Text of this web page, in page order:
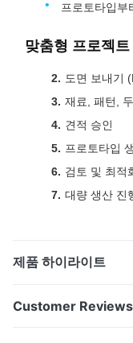
프로토타입부
맞춤형 프로젝트
도면 보내기
재료, 패턴,
견적 승인
프로토타입
검토 및 최적
대량 생산 진
제품 하이라이트
화학 에칭 청동 합금
Customer Reviews